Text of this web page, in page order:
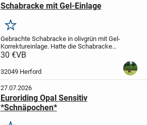
Schabracke mit Gel-Einlage
Merken
Gebrachte Schabracke in olivgrün mit Gel-
Korrektureinlage. Hatte die Schabracke
unter einem VSD Sattel mit 17 und 18
vorhanden. Da die neue EU-Richtlinie...
30 €VB
32049 Herford
27.07.2026
Euroriding Opal Sensitiv
*Schnäpochen*